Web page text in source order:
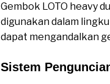
Gembok LOTO heavy
digunakan dalam
dapat mengandalkan
Sistem